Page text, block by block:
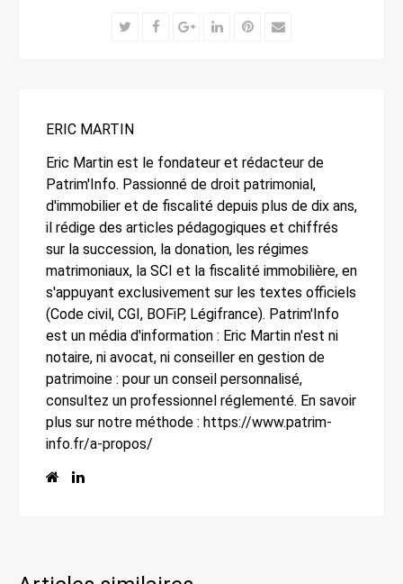
TwitterFacebookGoogle+
LinkedInPinterest
Email
ERIC MARTIN
Eric Martin est le fondateur et rédacteur de
Patrim'Info. Passionné de droit patrimonial,
d'immobilier et de fiscalité depuis plus de dix ans,
il rédige des articles pédagogiques et chiffrés
sur la succession, la donation, les régimes
matrimoniaux, la SCI et la fiscalité immobilière, en
s'appuyant exclusivement sur les textes officiels
(Code civil, CGI, BOFiP, Légifrance). Patrim'Info
est un média d'information : Eric Martin n'est ni
notaire, ni avocat, ni conseiller en gestion de
patrimoine : pour un conseil personnalisé,
consultez un professionnel réglementé. En savoir
plus sur notre méthode : https://www.patrim-
info.fr/a-propos/